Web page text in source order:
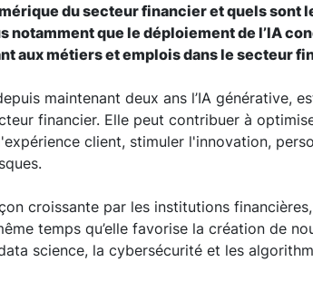
du secteur financier et quels sont
notamment que le déploiement de l’IA
aux métiers et emplois dans le secteur
maintenant deux ans l’IA générative,
financier. Elle peut contribuer à
client, stimuler l'innovation,
croissante par les institutions
temps qu’elle favorise la création de
science, la cybersécurité et les